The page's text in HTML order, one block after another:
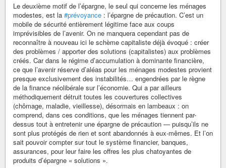
Le deuxième motif de l’épargne, le seul qui concerne les ménages
modestes, est la #prévoyance : l’épargne de précaution. C’est un
mobile de sécurité entièrement légitime face aux coups
imprévisibles de l’avenir. On ne manquera cependant pas de
reconnaître à nouveau ici le schème capitaliste déjà évoqué : créer
des problèmes / apporter des solutions (capitalistes) aux problèmes
créés. Car dans le régime d’accumulation à dominante financière,
ce que l’avenir réserve d’aléas pour les ménages modestes provient
presque exclusivement des instabilités… engendrées par le règne
de la finance néolibérale sur l’économie. Qui a par ailleurs
méthodiquement détruit toutes les couvertures collectives
(chômage, maladie, vieillesse), désormais en lambeaux : on
comprend, dans ces conditions, que les ménages tiennent par-
dessus tout à entretenir une épargne de précaution — puisqu’ils ne
sont plus protégés de rien et sont abandonnés à eux-mêmes. Et l’on
sait pouvoir compter sur tout le système financier, banques,
assurances, pour leur faire les offres les plus chatoyantes de
produits d’épargne « solutions ».